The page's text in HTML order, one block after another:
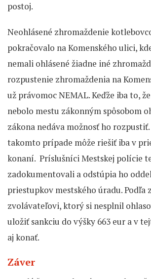
postoj.
Neohlásené zhromaždenie
pokračovalo na Komenského ulici,
nemali ohlásené žiadne iné
rozpustenie zhromaždenia na
už právomoc NEMAL. Keďže iba to,
nebolo mestu zákonným spôsobom
zákona nedáva možnosť ho
takomto prípade môže riešiť iba v
konaní. Príslušníci Mestskej polície
zadokumentovali a odstúpia ho
priestupkov mestského úradu. Podľa
zvolávateľovi, ktorý si nesplnil
uložiť sankciu do výšky 663 eur a v
aj konať.
Záver